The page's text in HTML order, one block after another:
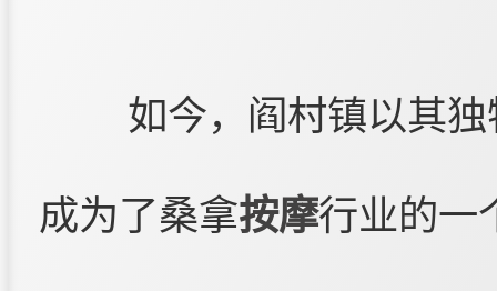
如今，阎村镇以其
成为了桑拿按摩行业的一